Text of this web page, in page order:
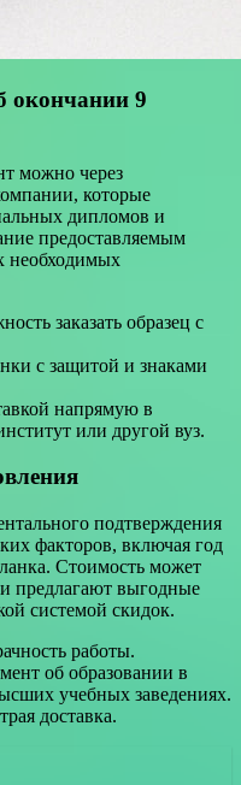
окончании 9
можно через
которые
дипломов и
предоставляемым
необходимых
заказать образец с
с защитой и знаками
напрямую в
или другой вуз.
подтверждения
факторов, включая год
Стоимость может
предлагают выгодные
системой скидок.
работы.
об образовании в
учебных заведениях.
доставка.